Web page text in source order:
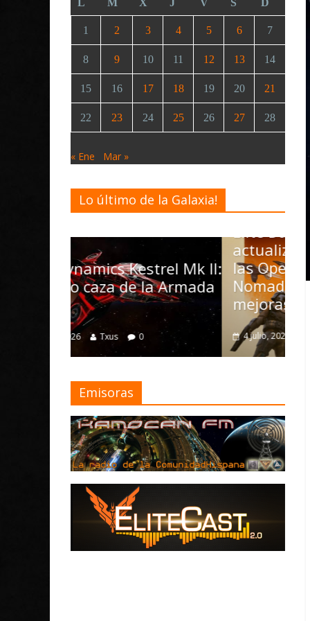
L M X J V S D
1 2 3 4 5 6 7
8 9 10 11 12 13 14
15 16 17 18 19 20 21
22 23 24 25 26 27 28
« Ene Mar »
Lo último de la Galaxia!
actualización 4.4.0: llegan
las Operations, el vehículo
Nomad y numerosas
mejoras
4 julio, 2026 Txus
Emisoras